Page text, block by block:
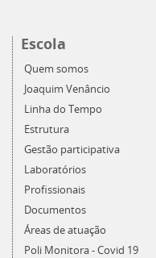
Escola
Quem somos
Joaquim Venâncio
Linha do Tempo
Estrutura
Gestão participativa
Laboratórios
Profissionais
Documentos
Áreas de atuação
Poli Monitora - Covid 19